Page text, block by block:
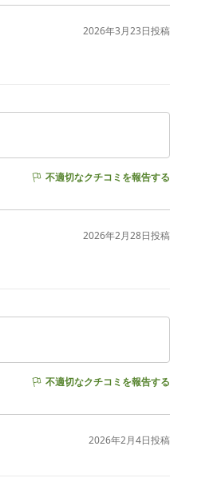
2026年3月23日投稿
不適切なクチコミを報告する
2026年2月28日投稿
不適切なクチコミを報告する
2026年2月4日投稿